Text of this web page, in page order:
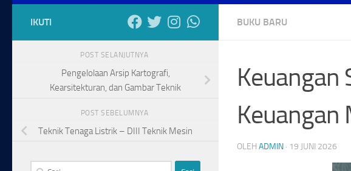
BUKU BARU
Keuangan
Keuangan
OLEH ADMIN · 19 JUNI 2026
IKUTI
POST SELANJUTNYA
Pengelolaan Arsip Kartografi,
Kearsitekturan, dan Gambar Teknik
POST SEBELUMNYA
Teknik Tenaga Listrik – DIII Teknik Mesin
Cari